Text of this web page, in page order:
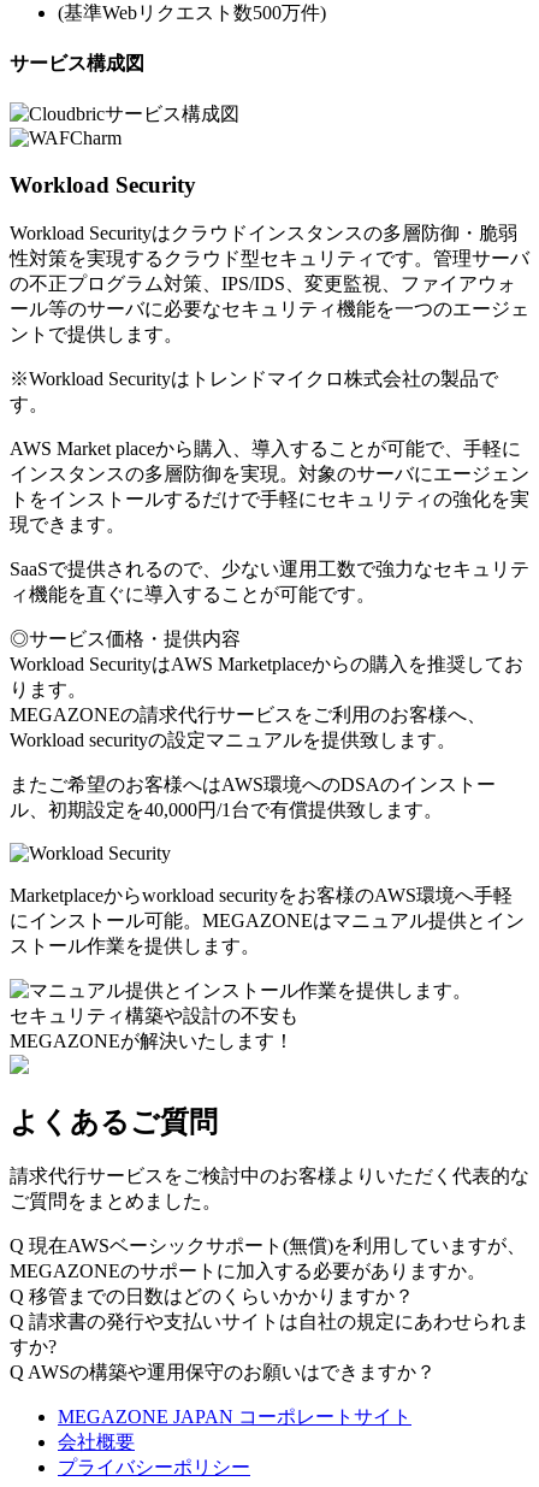
(基準Webリクエスト数500万件)
サービス構成図
Workload Security
Workload Securityはクラウドインスタンスの多層防御・脆弱
性対策を実現するクラウド型セキュリティです。管理サーバ
の不正プログラム対策、IPS/IDS、変更監視、ファイアウォ
ール等のサーバに必要なセキュリティ機能を一つのエージェ
ントで提供します。
※Workload Securityはトレンドマイクロ株式会社の製品で
す。
AWS Market placeから購入、導入することが可能で、手軽に
インスタンスの多層防御を実現。対象のサーバにエージェン
トをインストールするだけで手軽にセキュリティの強化を実
現できます。
SaaSで提供されるので、少ない運用工数で強力なセキュリテ
ィ機能を直ぐに導入することが可能です。
◎サービス価格・提供内容
Workload SecurityはAWS Marketplaceからの購入を推奨してお
ります。
MEGAZONEの請求代行サービスをご利用のお客様へ、
Workload securityの設定マニュアルを提供致します。
またご希望のお客様へはAWS環境へのDSAのインストー
ル、初期設定を40,000円/1台で有償提供致します。
Marketplaceからworkload securityをお客様のAWS環境へ手軽
にインストール可能。MEGAZONEはマニュアル提供とイン
ストール作業を提供します。
セキュリティ構築や設計の不安も
MEGAZONEが解決いたします！
よくあるご質問
請求代行サービスをご検討中のお客様よりいただく代表的な
ご質問をまとめました。
Q 現在AWSベーシックサポート(無償)を利用していますが、
MEGAZONEのサポートに加入する必要がありますか。
Q 移管までの日数はどのくらいかかりますか？
Q 請求書の発行や支払いサイトは自社の規定にあわせられま
すか?
Q AWSの構築や運用保守のお願いはできますか？
MEGAZONE JAPAN コーポレートサイト
会社概要
プライバシーポリシー